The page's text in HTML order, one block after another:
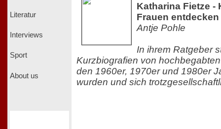
Literatur
Interviews
Sport
About us
Katharina Fietze -
Frauen
Antje Pohle
In ihrem Ratgeber
Kurzbiografien von
den 1960er, 1970er und 1980er
wurden und sich